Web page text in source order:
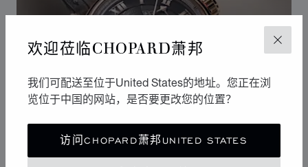
关闭
欢迎莅临CHOPARD萧邦
我们可配送至位于United States的地址。您正在浏
览位于中国的网站，是否要更改您的位置？
访问CHOPARD萧邦UNITED STATES
永恒之音
VIEW